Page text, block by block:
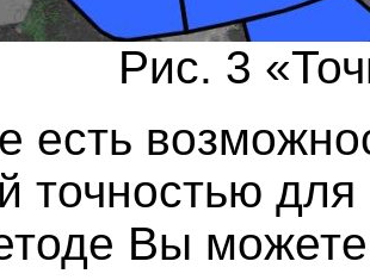
Рис. 3
есть
точностью для
Вы